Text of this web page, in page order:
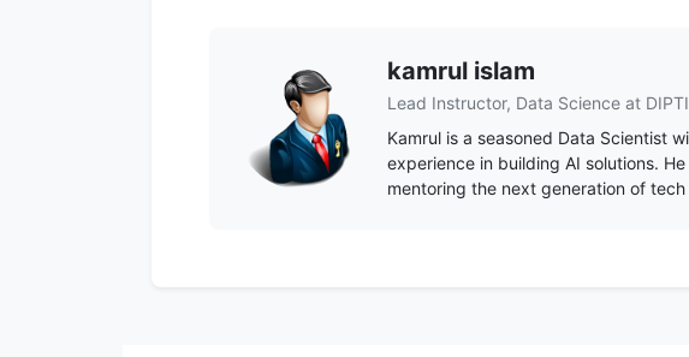
kamrul islam
Lead Instructor, Data Science at DIPTI
Kamrul is a seasoned Data Scientist
experience in building AI solutions.
mentoring the next generation of